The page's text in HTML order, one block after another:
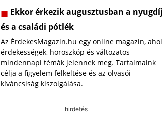
Ekkor érkezik augusztusban a nyugdíj
és a családi pótlék
Az ÉrdekesMagazin.hu egy online magazin, ahol
érdekességek, horoszkóp és változatos
mindennapi témák jelennek meg. Tartalmaink
célja a figyelem felkeltése és az olvasói
kíváncsiság kiszolgálása.
hirdetés